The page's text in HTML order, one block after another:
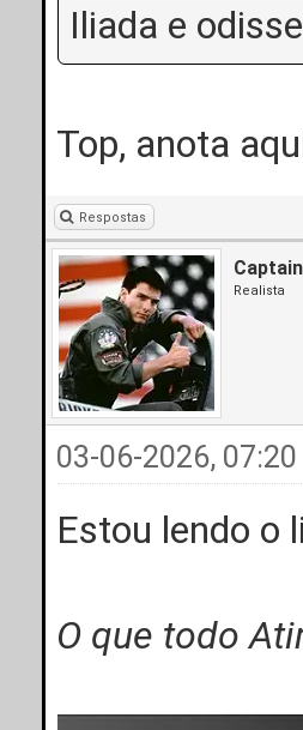
Iliada e
Top, anota
Respostas
Realista
03-06-2026, 07:20
Estou lendo o
O que todo